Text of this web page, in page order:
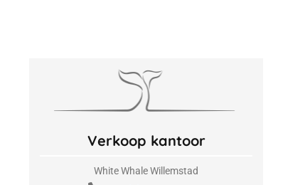
Verkoop kantoor
White Whale Willemstad